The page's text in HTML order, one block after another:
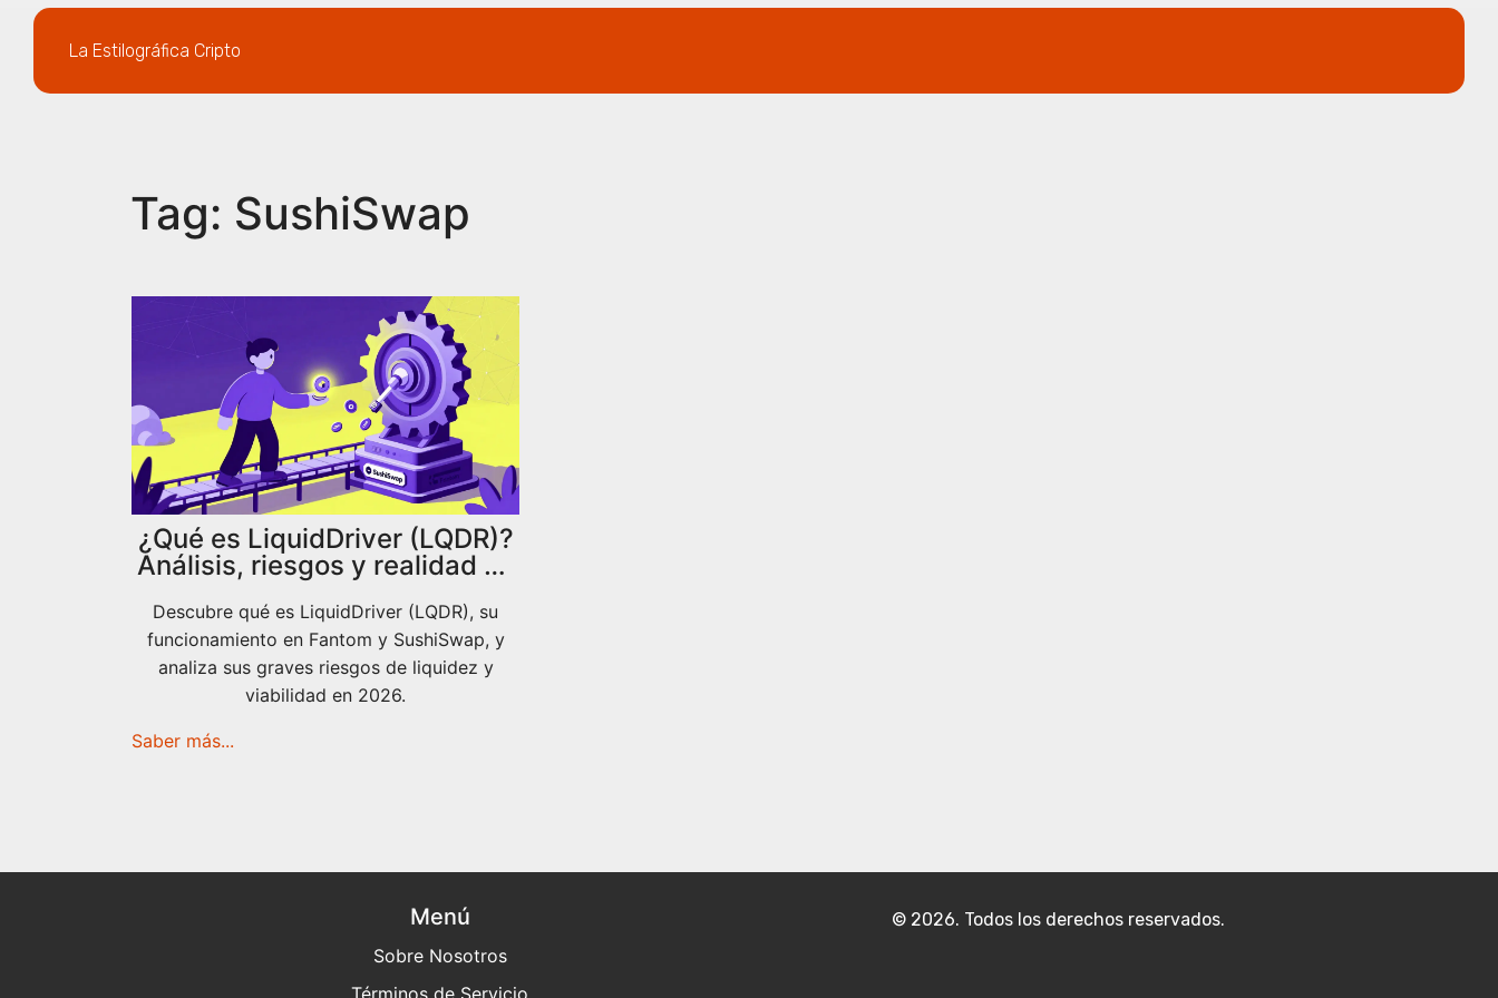
La Estilográfica Cripto
Tag: SushiSwap
¿Qué es LiquidDriver (LQDR)?
Análisis, riesgos y realidad en
2026
Descubre qué es LiquidDriver (LQDR), su
funcionamiento en Fantom y SushiSwap, y
analiza sus graves riesgos de liquidez y
viabilidad en 2026.
Saber más...
Menú
Sobre Nosotros
Términos de Servicio
© 2026. Todos los derechos reservados.